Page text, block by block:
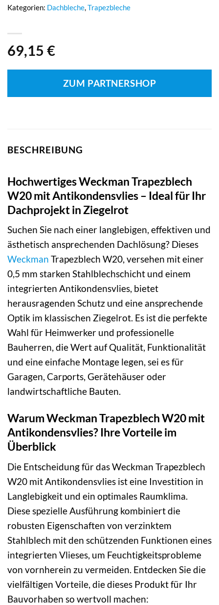
69,15 €
ZUM PARTNERSHOP
Kategorien: Dachbleche,Trapezbleche
BESCHREIBUNG
Hochwertiges Weckman Trapezblech
W20 mit Antikondensvlies – Ideal für Ihr
Dachprojekt in Ziegelrot
Suchen Sie nach einer langlebigen, effektiven und
ästhetisch ansprechenden Dachlösung? Dieses
Weckman Trapezblech W20, versehen mit einer
0,5 mm starken Stahlblechschicht und einem
integrierten Antikondensvlies, bietet
herausragenden Schutz und eine ansprechende
Optik im klassischen Ziegelrot. Es ist die perfekte
Wahl für Heimwerker und professionelle
Bauherren, die Wert auf Qualität, Funktionalität
und eine einfache Montage legen, sei es für
Garagen, Carports, Gerätehäuser oder
landwirtschaftliche Bauten.
Warum Weckman Trapezblech W20 mit
Antikondensvlies? Ihre Vorteile im
Überblick
Die Entscheidung für das Weckman Trapezblech
W20 mit Antikondensvlies ist eine Investition in
Langlebigkeit und ein optimales Raumklima.
Diese spezielle Ausführung kombiniert die
robusten Eigenschaften von verzinktem
Stahlblech mit den schützenden Funktionen eines
integrierten Vlieses, um Feuchtigkeitsprobleme
von vornherein zu vermeiden. Entdecken Sie die
vielfältigen Vorteile, die dieses Produkt für Ihr
Bauvorhaben so wertvoll machen: